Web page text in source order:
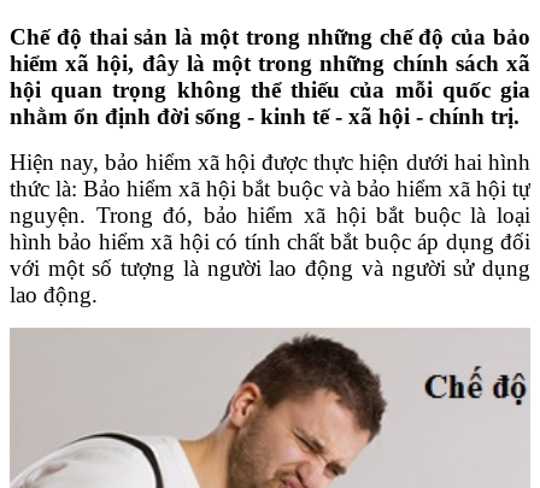
Chế độ thai sản là một trong những chế độ của bảo
hiểm xã hội, đây là một trong những chính sách xã
hội quan trọng không thể thiếu của mỗi quốc gia
nhằm ổn định đời sống - kinh tế - xã hội - chính trị.
Hiện nay, bảo hiểm xã hội được thực hiện dưới hai hình
thức là: Bảo hiểm xã hội bắt buộc và bảo hiểm xã hội tự
nguyện. Trong đó, bảo hiểm xã hội bắt buộc là loại
hình bảo hiểm xã hội có tính chất bắt buộc áp dụng đối
với một số tượng là người lao động và người sử dụng
lao động.